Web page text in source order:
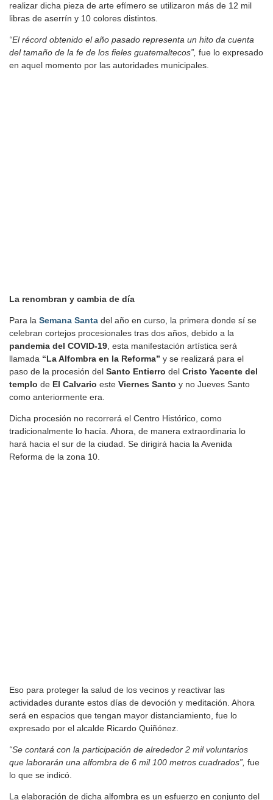
realizar dicha pieza de arte efímero se utilizaron más de 12 mil
libras de aserrín y 10 colores distintos.
“El récord obtenido el año pasado representa un hito da cuenta
del tamaño de la fe de los fieles guatemaltecos”, fue lo expresado
en aquel momento por las autoridades municipales.
La renombran y cambia de día
Para la Semana Santa del año en curso, la primera donde sí se
celebran cortejos procesionales tras dos años, debido a la
pandemia del COVID-19 , esta manifestación artística será
llamada “La Alfombra en la Reforma” y se realizará para el
paso de la procesión del Santo Entierro del Cristo Yacente del
templo de El Calvario este Viernes Santo y no Jueves Santo
como anteriormente era.
Dicha procesión no recorrerá el Centro Histórico, como
tradicionalmente lo hacía. Ahora, de manera extraordinaria lo
hará hacia el sur de la ciudad. Se dirigirá hacia la Avenida
Reforma de la zona 10.
Eso para proteger la salud de los vecinos y reactivar las
actividades durante estos días de devoción y meditación. Ahora
será en espacios que tengan mayor distanciamiento, fue lo
expresado por el alcalde Ricardo Quiñónez.
“Se contará con la participación de alrededor 2 mil voluntarios
que laborarán una alfombra de 6 mil 100 metros cuadrados”, fue
lo que se indicó.
La elaboración de dicha alfombra es un esfuerzo en conjunto del